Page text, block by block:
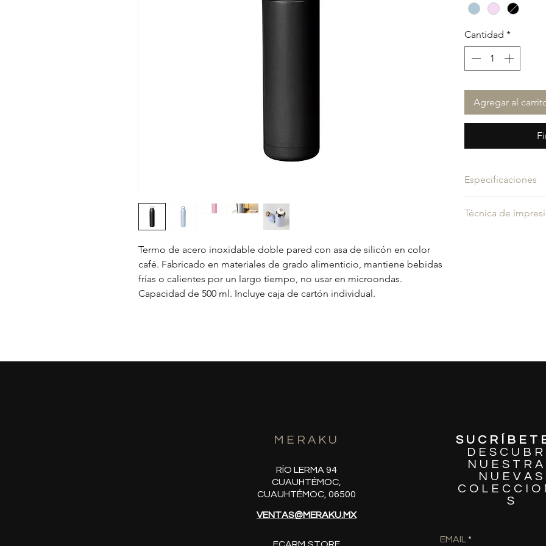
Termo de acero inoxidable doble pared con asa de silicón en color
café. Fabricado en materiales de grado alimenticio, mantiene bebidas
frías o calientes por un largo tiempo, no usar en microondas.
Capacidad de 500 ml. Incluye caja de cartón individual.
Cantidad *
Agregar al
Especificaciones
Area de impresión:
Técnica de
MERAKU
RÍO LERMA 94
CUAUHTÉMOC,
CUAUHTÉMOC, 06500
VENTAS@MERAKU.MX
FCARM STORE
NUEVAS
S
EMAIL